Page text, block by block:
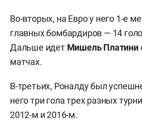
Во-вторых, на Евро у него 1-е
главных бомбардиров — 14
Дальше идет Мишель Платини
матчах.
В-третьих, Роналду был
него три гола трех разных
2012-м и 2016-м.